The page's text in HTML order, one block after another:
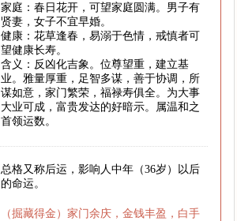
家庭：春日花开，可望家庭圆满。男子有
贤妻，女子不宜早婚。
健康：花草逢春，易溺于色情，戒慎者可
望健康长寿。
含义：反凶化吉象。位尊望重，建立基
业。雅量厚重，足智多谋，善于协调，所
谋如意，家门繁荣，福禄寿俱全。为大事
大业可成，富贵发达的好暗示。属温和之
首领运数。
总格又称后运，影响人中年（36岁）以后
的命运。
（掘藏得金）家门余庆，金钱丰盈，白手